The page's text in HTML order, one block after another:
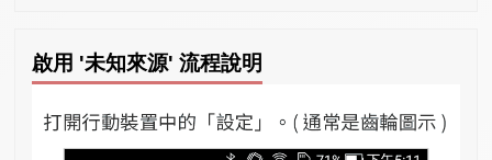
啟用 '未知來源' 流程說明